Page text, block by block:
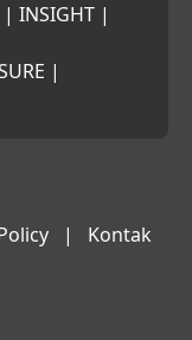
| INSIGHT |
|
| Kontak